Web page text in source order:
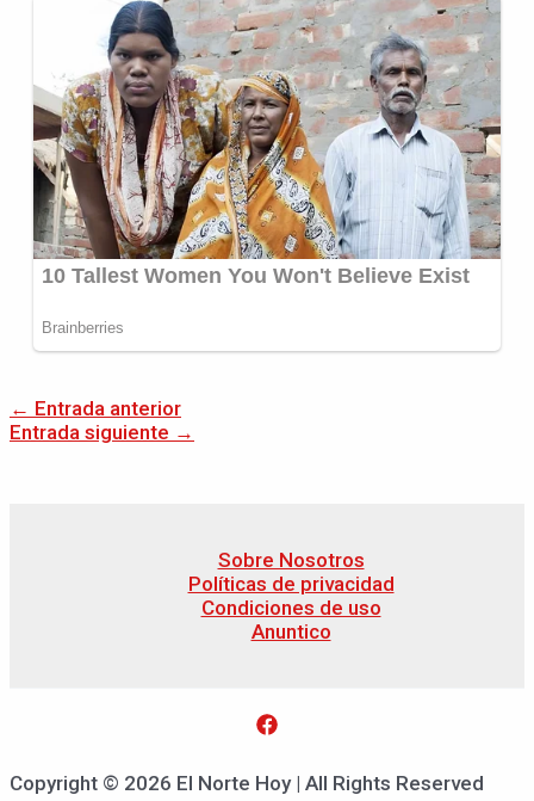
← Entrada anterior
Entrada siguiente →
Sobre Nosotros
Políticas de privacidad
Condiciones de uso
Anuntico
Copyright © 2026 El Norte Hoy | All Rights Reserved